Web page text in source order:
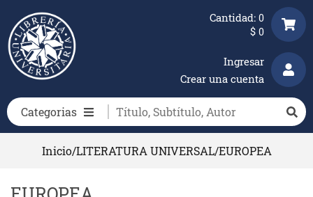
Categorias
Ingresar
Crear una cuenta
Cantidad: 0
$ 0
Inicio/LITERATURA UNIVERSAL/EUROPEA